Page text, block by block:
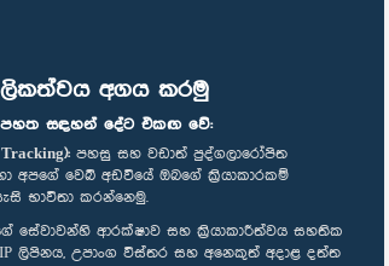
අගය කරමු
සඳහන් දේට එකඟ වේ:
පහසු සහ වඩාත් පුද්ගලාරෝපිත
අපගේ වෙබ් අඩවියේ ඔබගේ ක්‍රියාකාරකම්
භාවිතා කරන්නෙමු.
සේවාවන්හි ආරක්ෂාව සහ ක්‍රියාකාරීත්වය සහතික
ලිපිනය, උපාංග විස්තර සහ අනෙකුත් අදාළ දත්ත